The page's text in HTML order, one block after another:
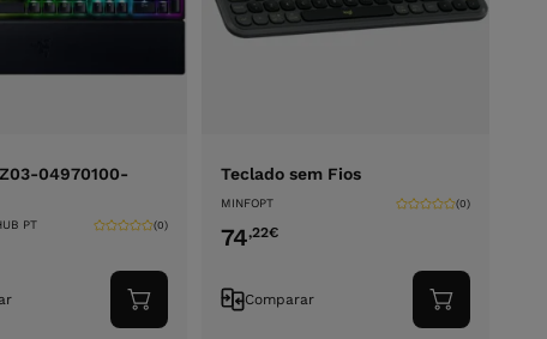
04970100-
PT (0)
Adicionar
ao
Teclado sem Fios
MINFOPT (0)
74,22€
Comparar
Adicionar
ao